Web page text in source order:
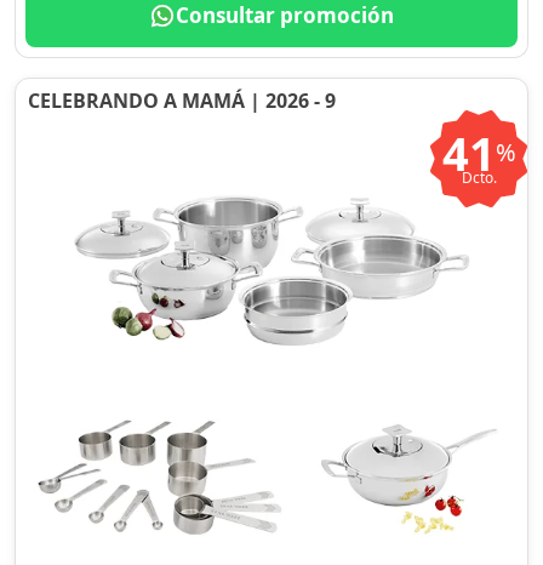
Consultar promoción
CELEBRANDO A MAMÁ | 2026 - 9
41 %
Dcto.